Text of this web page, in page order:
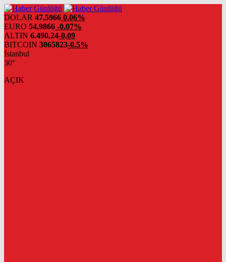
DOLAR 47,5966 0.06%
EURO 54,9866 -0.07%
ALTIN 6.490,24-0,09
BITCOIN 3065823-0.5%
İstanbul
30°
AÇIK